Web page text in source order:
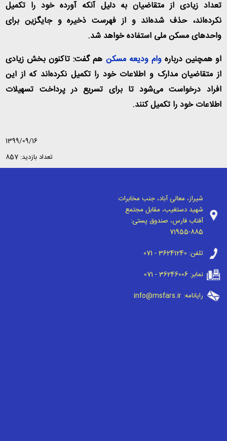
تعداد زیادی از متقاضیان به دلیل آنکه آورده خود را تکمیل
نکرده‌اند، حذف شده‌اند و از فهرست ذخیره و جایگزین برای
واحدهای مسکن ملی استفاده خواهد شد.
او همچنین دربارهوام ودیعه مسکن هم گفت: تاکنون بخش زیادی
از متقاضیان مدارک و اطلاعات خود را تکمیل نکرده‌اند که از این
افراد درخواست می‌شود تا برای تسریع در پرداخت تسهیلات
اطلاعات خود را تکمیل کنند.
1399/09/16
تعداد بازدید: 857
شیراز، معالی آباد، جنب مخابرات
شهید دستغیب، مقابل مجتمع
آفتاب فارس، صندوق پستی:
71955-885
تلفن: 071 - 36241240
نمابر:071 - 36246006
رایانامه:info@msfars.ir